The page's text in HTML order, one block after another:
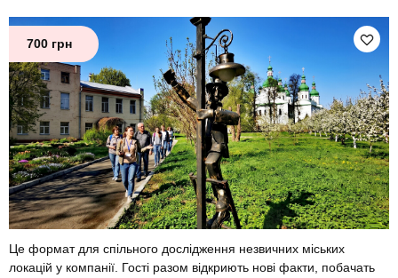
700 грн
Це формат для спільного дослідження незвичних міських
локацій у компанії. Гості разом відкриють нові факти, побачать